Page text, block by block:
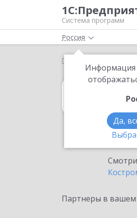
Система программ
Россия
Информация
Да,
Главная
в
Партнеры в вашем